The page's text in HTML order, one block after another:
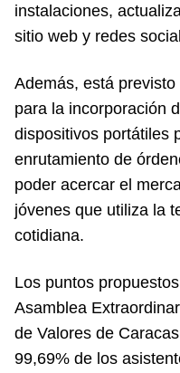
instalaciones,
sitio web y redes
Además, está
para la incorporación
dispositivos portátiles
enrutamiento de
poder acercar el
jóvenes que utiliza la
cotidiana.
Los puntos
Asamblea
de Valores de
99,69% de los